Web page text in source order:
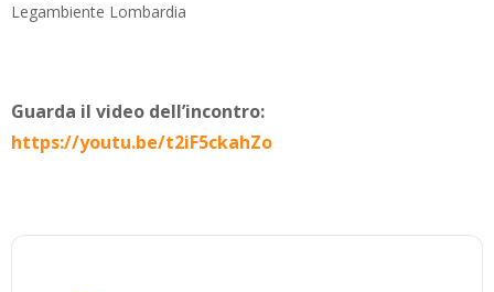
Legambiente Lombardia
Guarda il video dell’incontro:
https://youtu.be/t2iF5ckahZo